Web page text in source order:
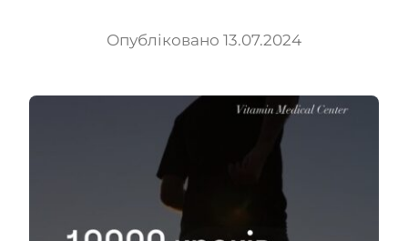
Kontakty
Опубліковано 13.07.2024